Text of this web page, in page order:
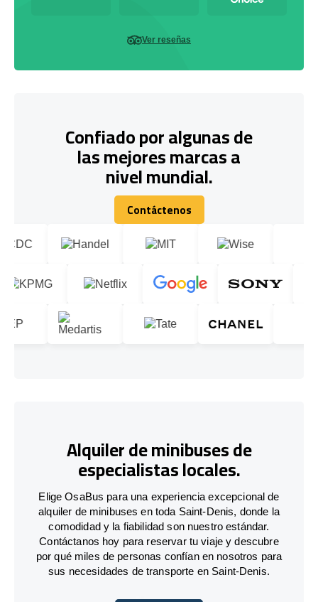
Ver reseñas
Confiado por algunas de
las mejores marcas a
nivel mundial.
Contáctenos
Contáctenos
Alquiler de minibuses de
especialistas locales.
Elige OsaBus para una experiencia excepcional de
alquiler de minibuses en toda Saint-Denis, donde la
comodidad y la fiabilidad son nuestro estándar.
Contáctanos hoy para reservar tu viaje y descubre
por qué miles de personas confían en nosotros para
sus necesidades de transporte en Saint-Denis.